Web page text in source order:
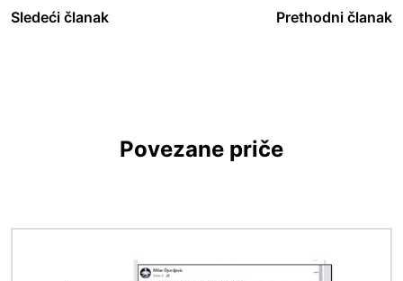
Sledeći članak Prethodni članak
Povezane priče